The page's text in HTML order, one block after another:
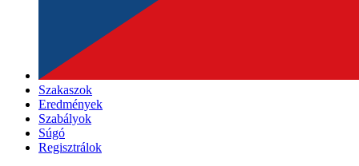
Szakaszok
Eredmények
Szabályok
Súgó
Regisztrálok